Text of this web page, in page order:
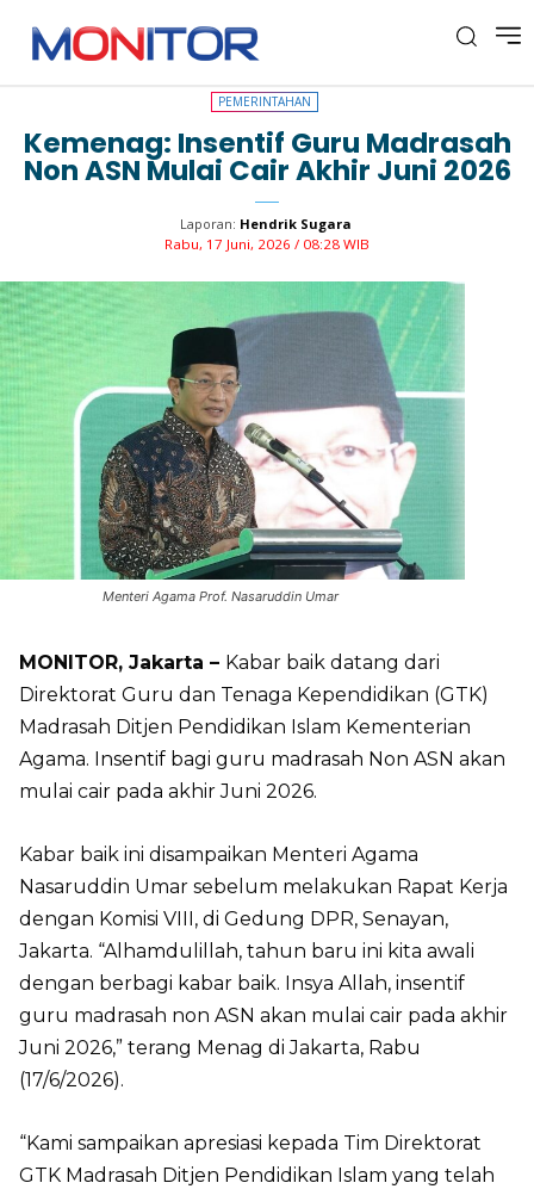
PEMERINTAHAN
PEMERINTAHAN
Kemenag: Insentif Guru Madrasah
Non ASN Mulai Cair Akhir Juni 2026
Laporan: Hendrik Sugara
Rabu, 17 Juni, 2026 / 08:28 WIB
Menteri Agama Prof. Nasaruddin Umar
MONITOR, Jakarta – Kabar baik datang dari
Direktorat Guru dan Tenaga Kependidikan (GTK)
Madrasah Ditjen Pendidikan Islam Kementerian
Agama. Insentif bagi guru madrasah Non ASN akan
mulai cair pada akhir Juni 2026.
Kabar baik ini disampaikan Menteri Agama
Nasaruddin Umar sebelum melakukan Rapat Kerja
dengan Komisi VIII, di Gedung DPR, Senayan,
Jakarta. “Alhamdulillah, tahun baru ini kita awali
dengan berbagi kabar baik. Insya Allah, insentif
guru madrasah non ASN akan mulai cair pada akhir
Juni 2026,” terang Menag di Jakarta, Rabu
(17/6/2026).
“Kami sampaikan apresiasi kepada Tim Direktorat
GTK Madrasah Ditjen Pendidikan Islam yang telah